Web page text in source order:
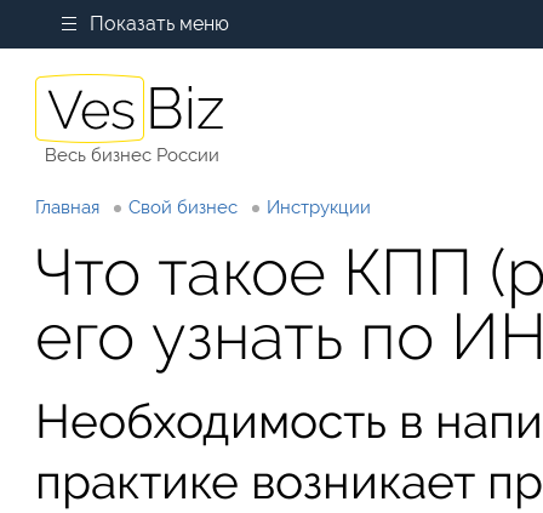
Показать меню
Весь бизнес России
Главная Свой бизнес Инструкции
Что такое КПП
его узнать по
Необходимость в
практике возникает